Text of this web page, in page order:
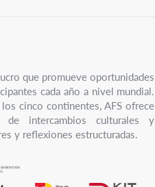
que promueve oportunidades
cada año a nivel mundial.
cinco continentes, AFS ofrece
intercambios culturales y
y reflexiones estructuradas.